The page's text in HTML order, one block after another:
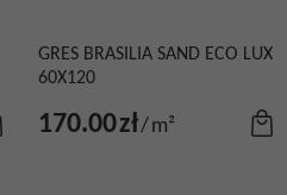
GRES BRASILIA SAND ECO LUX
60X120
170.00zł/m²